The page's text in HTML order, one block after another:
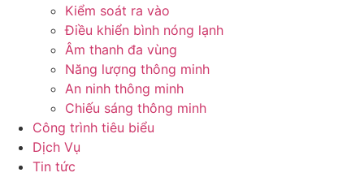
Kiểm soát ra vào
Điều khiển bình nóng lạnh
Âm thanh đa vùng
Năng lượng thông minh
An ninh thông minh
Chiếu sáng thông minh
Công trình tiêu biểu
Dịch Vụ
Tin tức